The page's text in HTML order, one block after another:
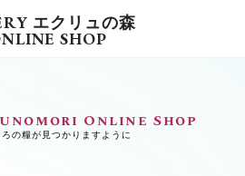
エクリュの森
SHOP
Online Shop
の糧が見つかりますように